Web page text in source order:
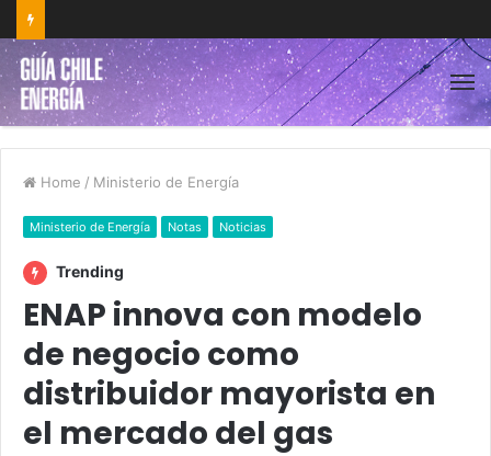
Home / Ministerio de Energía
Ministerio de Energía Notas Noticias
Trending
ENAP innova con modelo
de negocio como
distribuidor mayorista en
el mercado del gas